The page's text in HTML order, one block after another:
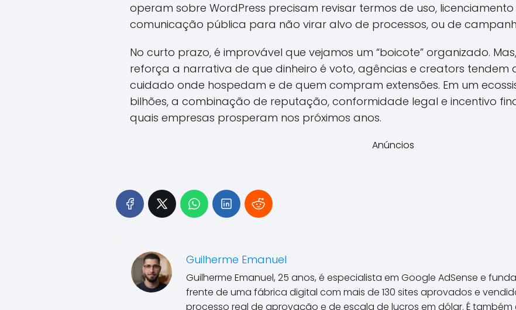
operam sobre WordPress precisam revisar termos de uso,
comunicação pública para não virar alvo de processos, ou de
No curto prazo, é improvável que vejamos um “boicote” organizado.
reforça a narrativa de que dinheiro é voto, agências e creators tendem
cuidado onde hospedam e de quem compram extensões. Em um
bilhões, a combinação de reputação, conformidade legal e incentivo
quais empresas prosperam nos próximos anos.
Anúncios
Guilherme Emanuel
Guilherme Emanuel, 25 anos, é especialista em Google AdSense e
frente de uma fábrica digital com mais de 130 sites aprovados e
processo real de aprovação e de escala de lucros em dólar. É